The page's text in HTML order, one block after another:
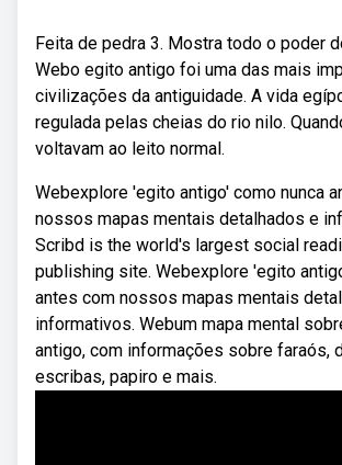
Feita de pedra 3. Mostra todo o poder
Webo egito antigo foi uma das mais
civilizações da antiguidade. A vida
regulada pelas cheias do rio nilo.
voltavam ao leito normal.
Webexplore 'egito antigo' como nunca
nossos mapas mentais detalhados e
Scribd is the world's largest social
publishing site. Webexplore 'egito
antes com nossos mapas mentais
informativos. Webum mapa mental
antigo, com informações sobre faraós,
escribas, papiro e mais.